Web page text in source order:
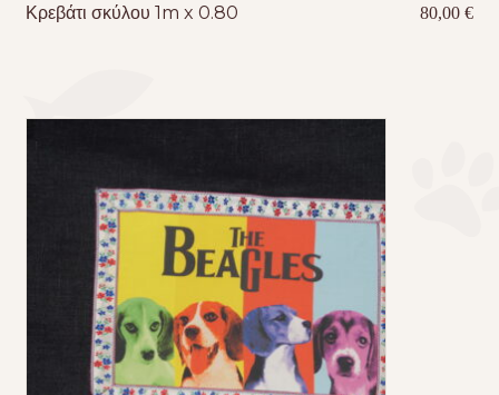
Κρεβάτι σκύλου 1m x 0.80 80,00€